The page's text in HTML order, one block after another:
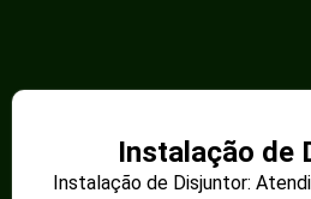
Instalação de
Instalação de Disjuntor: